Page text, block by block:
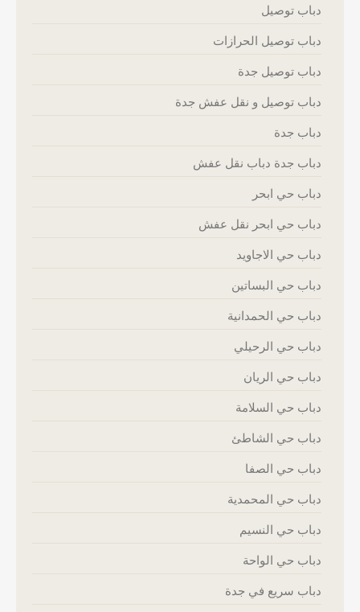
دباب توصيل
دباب توصيل الحرازات
دباب توصيل جدة
دباب توصيل و نقل عفش جدة
دباب جدة
دباب جدة دباب نقل عفش
دباب حي ابحر
دباب حي ابحر نقل عفش
دباب حي الاجاويد
دباب حي البساتين
دباب حي الحمدانية
دباب حي الرحيلي
دباب حي الريان
دباب حي السلامة
دباب حي الشاطئ
دباب حي الصفا
دباب حي المحمدية
دباب حي النسيم
دباب حي الواحة
دباب سريع في جدة